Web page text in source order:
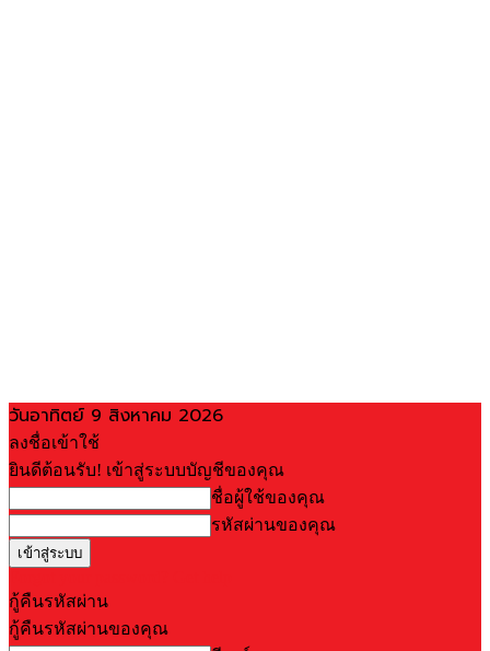
วันอาทิตย์ 9 สิงหาคม 2026
ลงชื่อเข้าใช้
ยินดีต้อนรับ! เข้าสู่ระบบบัญชีของคุณ
ชื่อผู้ใช้ของคุณ
รหัสผ่านของคุณ
กู้คืนรหัสผ่าน
กู้คืนรหัสผ่านของคุณ